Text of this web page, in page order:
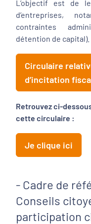
L’objectif est de
d’entreprises,
contraintes
détention de capital).
Circulaire
d’incitation
Retrouvez ci-
cette circulaire :
Je clique ici
- Cadre de
Conseils
participation